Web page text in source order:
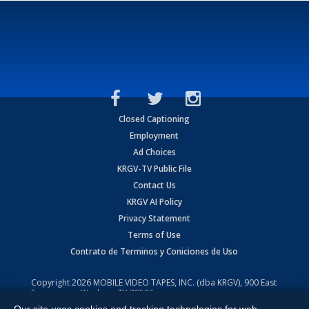
Closed Captioning
Employment
Ad Choices
KRGV-TV Public File
Contact Us
KRGV AI Policy
Privacy Statement
Terms of Use
Contrato de Terminos y Coniciones de Uso
Copyright2026 MOBILE VIDEO TAPES, INC. (dba KRGV), 900 East
Expressway, Weslaco, TX 78596.